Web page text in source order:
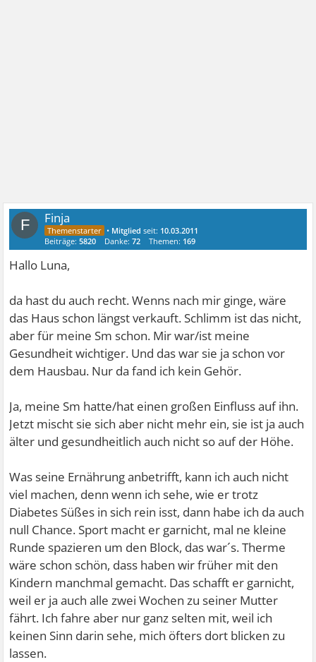
F Finja
• Mitglied seit: 10.03.2011
Beiträge:5820 Danke:72 Themen: 169
Hallo Luna,
da hast du auch recht. Wenns nach mir ginge, wäre
das Haus schon längst verkauft. Schlimm ist das nicht,
aber für meine Sm schon. Mir war/ist meine
Gesundheit wichtiger. Und das war sie ja schon vor
dem Hausbau. Nur da fand ich kein Gehör.
Ja, meine Sm hatte/hat einen großen Einfluss auf ihn.
Jetzt mischt sie sich aber nicht mehr ein, sie ist ja auch
älter und gesundheitlich auch nicht so auf der Höhe.
Was seine Ernährung anbetrifft, kann ich auch nicht
viel machen, denn wenn ich sehe, wie er trotz
Diabetes Süßes in sich rein isst, dann habe ich da auch
null Chance. Sport macht er garnicht, mal ne kleine
Runde spazieren um den Block, das war´s. Therme
wäre schon schön, dass haben wir früher mit den
Kindern manchmal gemacht. Das schafft er garnicht,
weil er ja auch alle zwei Wochen zu seiner Mutter
fährt. Ich fahre aber nur ganz selten mit, weil ich
keinen Sinn darin sehe, mich öfters dort blicken zu
lassen.